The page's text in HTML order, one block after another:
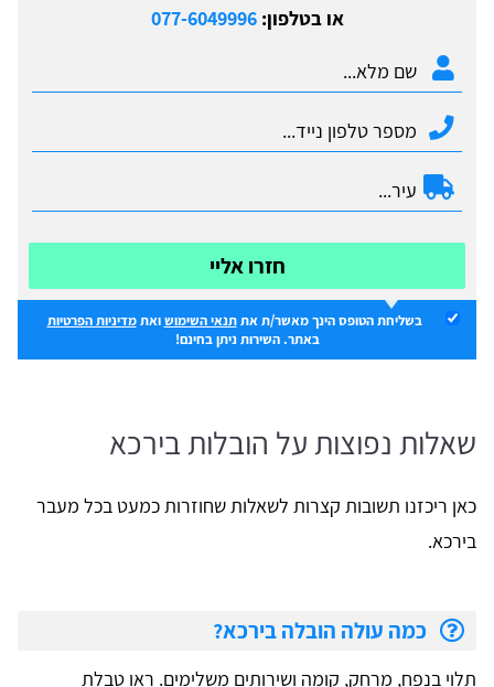
או בטלפון:077-6049996
חזרו אליי
בשליחת הטופס הינך מאשר/ת אתתנאי השימושואתמדיניות הפרטיות
באתר. השירות ניתן בחינם!
שאלות נפוצות על הובלות בירכא
כאן ריכזנו תשובות קצרות לשאלות שחוזרות כמעט בכל מעבר
בירכא.
כמה עולה הובלה בירכא?
תלוי בנפח, מרחק, קומה ושירותים משלימים. ראו טבלת